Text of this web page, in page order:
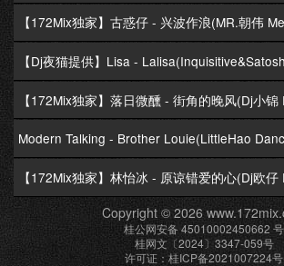
Modern Talking - Brother Louie(LittleHao
Copyright © 2026
桂公网安备 45010002450662 号
桂网文〔2024〕3347-059号
许可证：桂ICP备2021007224号